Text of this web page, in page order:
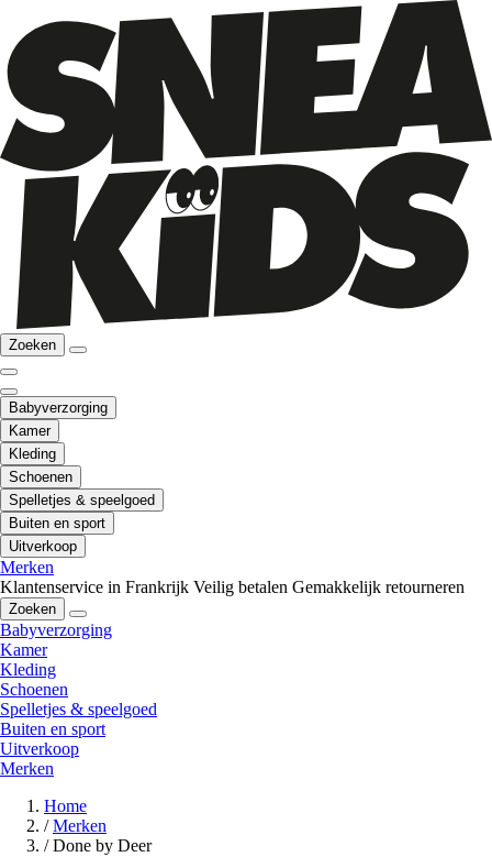
Zoeken
Babyverzorging
Kamer
Kleding
Schoenen
Spelletjes & speelgoed
Buiten en sport
Uitverkoop
Merken
Klantenservice in Frankrijk Veilig betalen Gemakkelijk retourneren
Zoeken
Babyverzorging
Kamer
Kleding
Schoenen
Spelletjes & speelgoed
Buiten en sport
Uitverkoop
Merken
Home
/ Merken
/ Done by Deer